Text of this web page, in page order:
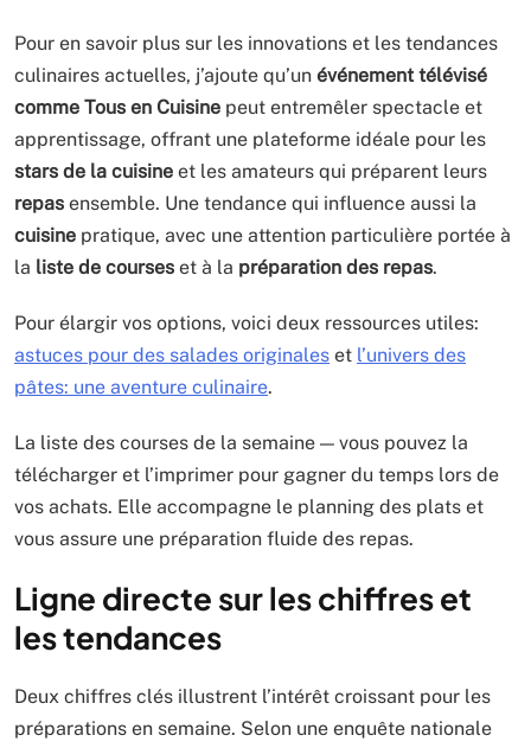
Pour en savoir plus sur les innovations et les tendances
culinaires actuelles, j’ajoute qu’un événement télévisé
comme Tous en Cuisine peut entremêler spectacle et
apprentissage, offrant une plateforme idéale pour les
stars de la cuisine et les amateurs qui préparent leurs
repas ensemble. Une tendance qui influence aussi la
cuisine pratique, avec une attention particulière portée à
la liste de courses et à la préparation des repas.
Pour élargir vos options, voici deux ressources utiles:
astuces pour des salades originales et l’univers des
pâtes: une aventure culinaire.
La liste des courses de la semaine — vous pouvez la
télécharger et l’imprimer pour gagner du temps lors de
vos achats. Elle accompagne le planning des plats et
vous assure une préparation fluide des repas.
Ligne directe sur les chiffres et
les tendances
Deux chiffres clés illustrent l’intérêt croissant pour les
préparations en semaine. Selon une enquête nationale